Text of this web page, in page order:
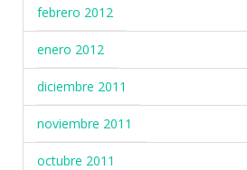
febrero 2012
enero 2012
diciembre 2011
noviembre 2011
octubre 2011